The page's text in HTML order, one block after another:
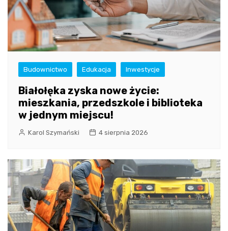
Budownictwo Edukacja Inwestycje
Białołęka zyska nowe życie:
mieszkania, przedszkole i biblioteka
w jednym miejscu!
Karol Szymański 4 sierpnia 2026